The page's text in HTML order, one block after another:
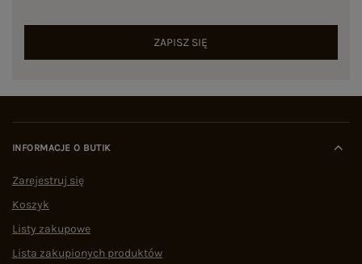
ZAPISZ SIĘ
INFORMACJE O BUTIK
Zarejestruj się
Koszyk
Listy zakupowe
Lista zakupionych produktów